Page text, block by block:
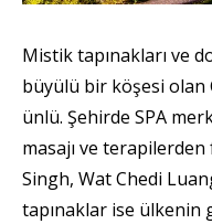
Mistik tapınakları ve
büyülü bir köşesi olan
ünlü. Şehirde SPA
masajı ve
Singh, Wat Chedi
tapınaklar ise ülkenin